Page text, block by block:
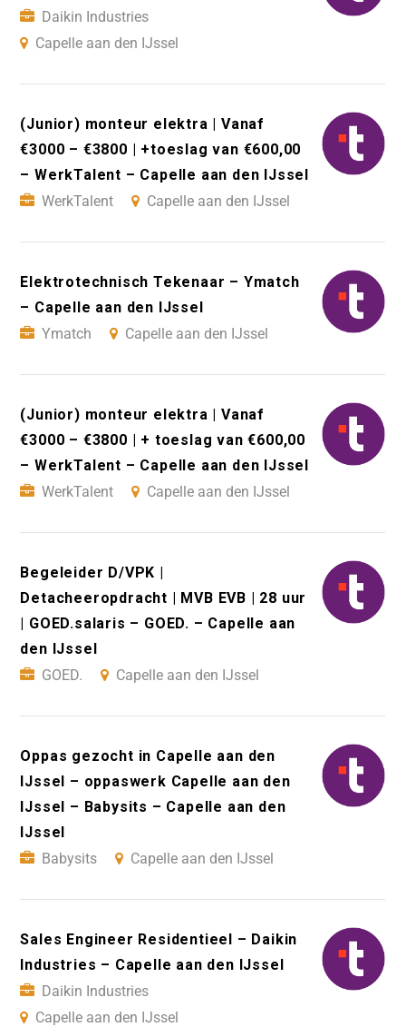
Daikin Industries
Capelle aan den IJssel
(Junior) monteur elektra | Vanaf
€3000 – €3800 | +toeslag van €600,00
– WerkTalent – Capelle aan den IJssel
WerkTalent
Capelle aan den IJssel
Elektrotechnisch Tekenaar – Ymatch
– Capelle aan den IJssel
Ymatch
Capelle aan den IJssel
(Junior) monteur elektra | Vanaf
€3000 – €3800 | + toeslag van €600,00
– WerkTalent – Capelle aan den IJssel
WerkTalent
Capelle aan den IJssel
Begeleider D/VPK |
Detacheeropdracht | MVB EVB | 28 uur
| GOED.salaris – GOED. – Capelle aan
den IJssel
GOED.
Capelle aan den IJssel
Oppas gezocht in Capelle aan den
IJssel – oppaswerk Capelle aan den
IJssel – Babysits – Capelle aan den
IJssel
Babysits
Capelle aan den IJssel
Sales Engineer Residentieel – Daikin
Industries – Capelle aan den IJssel
Daikin Industries
Capelle aan den IJssel